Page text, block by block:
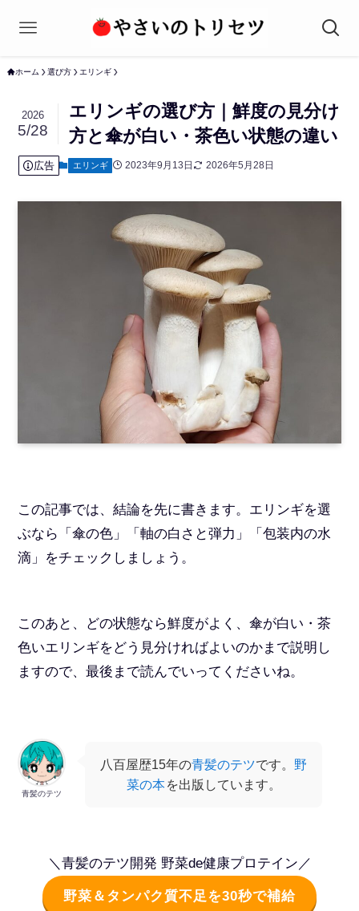
ホーム 選び方 エリンギ
エリンギの選び方｜鮮度の見分け
方と傘が白い・茶色い状態の違い
2026
5/28
広告 エリンギ 2023年9月13日 2026年5月28日
この記事では、結論を先に書きます。エリンギを選
ぶなら「傘の色」「軸の白さと弾力」「包装内の水
滴」をチェックしましょう。
このあと、どの状態なら鮮度がよく、傘が白い・茶
色いエリンギをどう見分ければよいのかまで説明し
ますので、最後まで読んでいってくださいね。
青髪のテツ
八百屋歴15年の青髪のテツです。 野
菜の本を出版しています。
＼青髪のテツ開発 野菜de健康プロテイン／
野菜＆タンパク質不足を30秒で補給